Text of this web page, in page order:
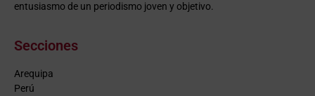
entusiasmo de un periodismo joven y objetivo.
Secciones
Arequipa
Perú